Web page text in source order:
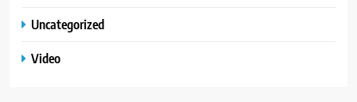
Uncategorized
Video